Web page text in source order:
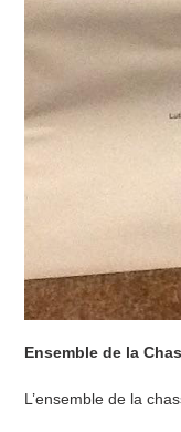
Ensemble de la
L’ensemble de la